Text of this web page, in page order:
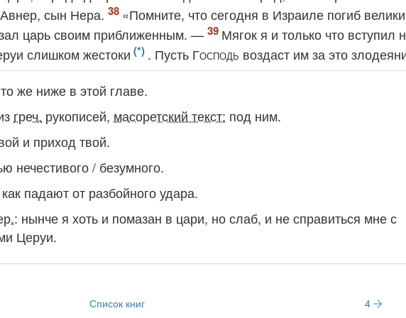
сын Нера.
«Помните, что сегодня в Израиле погиб
царь своим приближенным. —
Мягок я и только что вступил
слишком жестоки
. Пусть Господь воздаст им за это
же ниже в этой главе.
греч. рукописей, масоретский текст: под ним.
и приход твой.
нечестивого / безумного.
падают от разбойного удара.
: нынче я хоть и помазан в цари, но слаб, и не справиться мне с
Церуи.
Список книг 4